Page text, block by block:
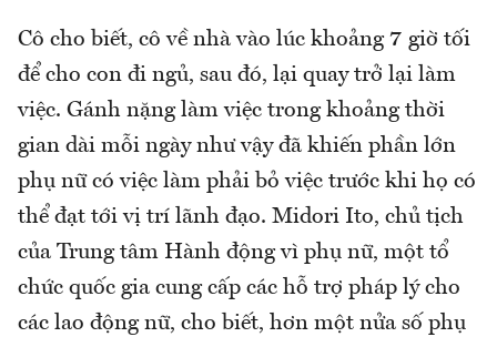
Cô cho biết, cô về nhà vào lúc khoảng 7 giờ tối
để cho con đi ngủ, sau đó, lại quay trở lại làm
việc. Gánh nặng làm việc trong khoảng thời
gian dài mỗi ngày như vậy đã khiến phần lớn
phụ nữ có việc làm phải bỏ việc trước khi họ có
thể đạt tới vị trí lãnh đạo. Midori Ito, chủ tịch
của Trung tâm Hành động vì phụ nữ, một tổ
chức quốc gia cung cấp các hỗ trợ pháp lý cho
các lao động nữ, cho biết, hơn một nửa số phụ